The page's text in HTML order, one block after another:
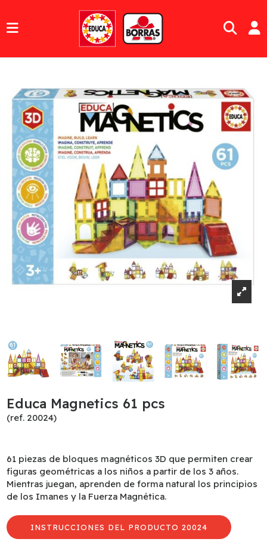
Educa Magnetics 61 pcs
(ref. 20024)
61 piezas de bloques magnéticos 3D que permiten crear
figuras geométricas a los niños a partir de los 3 años.
Mientras juegan, aprenden de forma natural los principios
de los Imanes y la Fuerza Magnética.
INSTRUCCIONES DEL PRODUCTO 20024